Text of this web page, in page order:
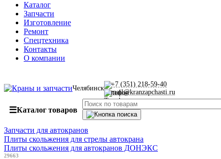
Каталог
Запчасти
Изготовление
Ремонт
Спецтехника
Контакты
О компании
Челябинск
+7 (351) 218-59-40
mail@kranzapchasti.ru
☰Каталог товаров
Запчасти для автокранов
Плиты скольжения для стрелы автокрана
Плиты скольжения для автокранов ДОНЭКС
29663